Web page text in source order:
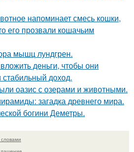
напоминает смесь кошки,
его прозвали кошачьим
мышц лундгрен.
деньги, чтобы они
доход.
оазис с озерами и животными.
загадка древнего мира.
богини Деметры.